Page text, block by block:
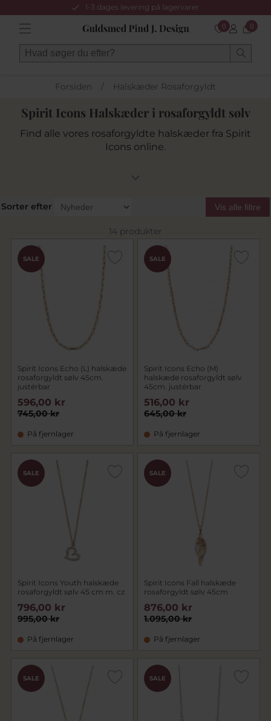
1-3 dages levering på lagervarer
0 0
Forsiden / Halskæder Rosaforgyldt
Spirit Icons Halskæder i rosaforgyldt sølv
Find alle vores rosaforgyldte halskæder fra Spirit
Icons online.
Sorter efter Vis alle filtre
14 produkter
SALE
Spirit Icons Echo (L) halskæde
rosaforgyldt sølv 45cm.
justérbar
745,00 kr
596,00 kr
På fjernlager
SALE
Spirit Icons Echo (M)
halskæde rosaforgyldt sølv
45cm. justérbar
645,00 kr
516,00 kr
På fjernlager
SALE
Spirit Icons Youth halskæde
rosaforgyldt sølv 45 cm m. cz
995,00 kr
796,00 kr
På fjernlager
SALE
Spirit Icons Fall halskæde
rosaforgyldt sølv 45cm
1.095,00 kr
876,00 kr
På fjernlager
SALE SALE